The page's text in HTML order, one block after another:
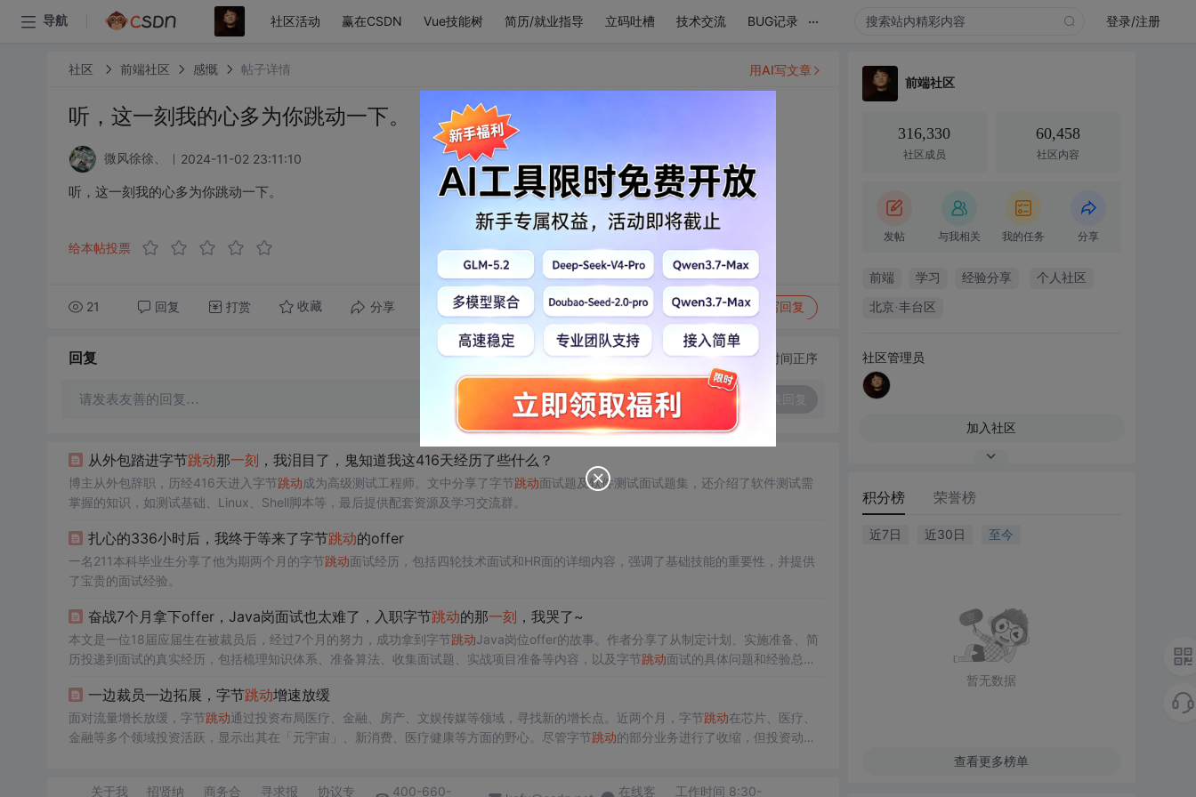
导航 社区活动 赢在CSDN Vue技能树 简历/就业指导 立码吐槽 技术交流 BUG记录 ... 登录/注册
社区 前端社区 感慨 帖子详情
听，这一刻我的心多为你跳动一下。
微风徐徐、 2024-11-02 23:11:10
听，这一刻我的心多为你跳动一下。
给本帖投票
21 回复 打赏 收藏 分享 转发到动态 举报 写回复
用AI写文章
回复 切换为时间正序
请发表友善的回复…
从外包踏进字节跳动那一刻 ，我泪目了，鬼知道我这416天经历了些什么？
博主从外包辞职，历经416天进入字节跳动成为高级测试工程师。文中分享了字节跳动面试题及软件测试面试题集，还介绍了软件测试需
掌握的知识，如测试基础、Linux、Shell脚本等，最后提供配套资源及学习交流群。
扎心的336小时后，我终于等来了字节跳动的offer
一名211本科毕业生分享了他为期两个月的字节跳动面试经历，包括四轮技术面试和HR面的详细内容，强调了基础技能的重要性，并提供
了宝贵的面试经验。
奋战7个月拿下offer，Java岗面试也太难了，入职字节跳动的那一刻 ，我哭了~
本文是一位18届应届生在被裁员后，经过7个月的努力，成功拿到字节跳动Java岗位offer的故事。作者分享了从制定计划、实施准备、简
历投递到面试的真实经历，包括梳理知识体系、准备算法、收集面试题、实战项目准备等内容，以及字节跳动面试的具体问题和经验总
一边裁员一边拓展，字节跳动增速放缓
面对流量增长放缓，字节跳动通过投资布局医疗、金融、房产、文娱传媒等领域，寻找新的增长点。近两个月，字节跳动在芯片、医疗、
金融等多个领域投资活跃，显示出其在「元宇宙」、新消费、医疗健康等方面的野心。尽管字节跳动的部分业务进行了收缩，但投资动作
关于我 招贤纳 商务合 寻求报 协议专 400-660- 在线客 工作时间 8:30-
前端社区
316,330
社区成员
60,458
社区内容
发帖 与我相关 我的任务 分享
前端 学习 经验分享 个人社区
北京·丰台区
社区管理员
加入社区
积分榜 荣誉榜
近7日 近30日 至今
暂无数据
查看更多榜单